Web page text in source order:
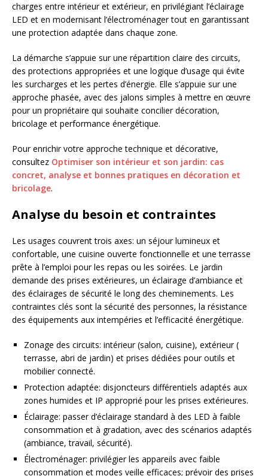
charges entre intérieur et extérieur, en privilégiant l’éclairage
LED et en modernisant l’électroménager tout en garantissant
une protection adaptée dans chaque zone.
La démarche s’appuie sur une répartition claire des circuits,
des protections appropriées et une logique d’usage qui évite
les surcharges et les pertes d’énergie. Elle s’appuie sur une
approche phasée, avec des jalons simples à mettre en œuvre
pour un propriétaire qui souhaite concilier décoration,
bricolage et performance énergétique.
Pour enrichir votre approche technique et décorative,
consultez Optimiser son intérieur et son jardin: cas
concret, analyse et bonnes pratiques en décoration et
bricolage.
Analyse du besoin et contraintes
Les usages couvrent trois axes: un séjour lumineux et
confortable, une cuisine ouverte fonctionnelle et une terrasse
prête à l’emploi pour les repas ou les soirées. Le jardin
demande des prises extérieures, un éclairage d’ambiance et
des éclairages de sécurité le long des cheminements. Les
contraintes clés sont la sécurité des personnes, la résistance
des équipements aux intempéries et l’efficacité énergétique.
Zonage des circuits: intérieur (salon, cuisine), extérieur (
terrasse, abri de jardin) et prises dédiées pour outils et
mobilier connecté.
Protection adaptée: disjoncteurs différentiels adaptés aux
zones humides et IP approprié pour les prises extérieures.
Éclairage: passer d’éclairage standard à des LED à faible
consommation et à gradation, avec des scénarios adaptés
(ambiance, travail, sécurité).
Électroménager: privilégier les appareils avec faible
consommation et modes veille efficaces; prévoir des prises